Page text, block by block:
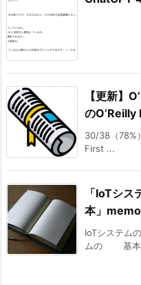
【更新】
の
30/38（78%
First ...
「IoTシ
本」memo
IoTシステム
ムの 基本